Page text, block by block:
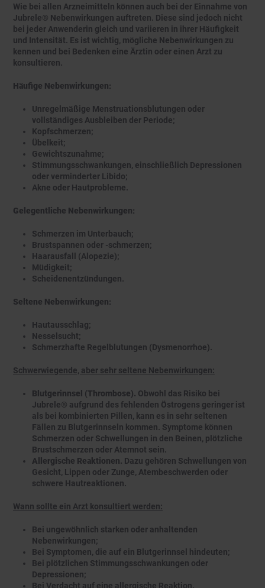
Wie bei allen Arzneimitteln können auch bei der Einnahme von
Jubrele® Nebenwirkungen auftreten. Diese sind jedoch nicht
bei jeder Anwenderin gleich und variieren in ihrer Häufigkeit
und Intensität. Es ist wichtig, mögliche Nebenwirkungen zu
kennen und bei Bedenken eine Ärztin oder einen Arzt zu
konsultieren.
Häufige Nebenwirkungen:
Unregelmäßige Menstruationsblutungen oder
vollständiges Ausbleiben der Periode;
Kopfschmerzen;
Übelkeit;
Gewichtszunahme;
Stimmungsschwankungen, einschließlich Depressionen
oder verminderter Libido;
Akne oder Hautprobleme.
Gelegentliche Nebenwirkungen:
Schmerzen im Unterbauch;
Brustspannen oder -schmerzen;
Haarausfall (Alopezie);
Müdigkeit;
Scheidenentzündungen.
Seltene Nebenwirkungen:
Hautausschlag;
Nesselsucht;
Schmerzhafte Regelblutungen (Dysmenorrhoe).
Schwerwiegende, aber sehr seltene Nebenwirkungen:
Blutgerinnsel (Thrombose). Obwohl das Risiko bei
Jubrele® aufgrund des fehlenden Östrogens geringer ist
als bei kombinierten Pillen, kann es in sehr seltenen
Fällen zu Blutgerinnseln kommen. Symptome können
Schmerzen oder Schwellungen in den Beinen, plötzliche
Brustschmerzen oder Atemnot sein.
Allergische Reaktionen. Dazu gehören Schwellungen von
Gesicht, Lippen oder Zunge, Atembeschwerden oder
schwere Hautreaktionen.
Wann sollte ein Arzt konsultiert werden:
Bei ungewöhnlich starken oder anhaltenden
Nebenwirkungen;
Bei Symptomen, die auf ein Blutgerinnsel hindeuten;
Bei plötzlichen Stimmungsschwankungen oder
Depressionen;
Bei Verdacht auf eine allergische Reaktion.